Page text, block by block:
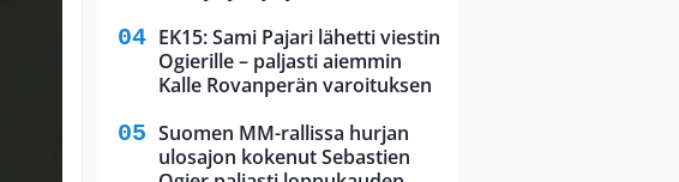
EK15: Sami Pajari lähetti viestin
Ogierille – paljasti aiemmin
Kalle Rovanperän varoituksen
Suomen MM-rallissa hurjan
ulosajon kokenut Sebastien